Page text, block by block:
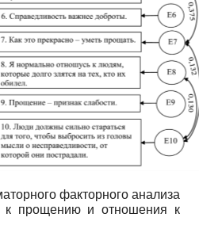
факторного анализа
к прощению и отношения к